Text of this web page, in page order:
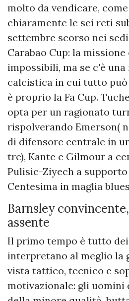
molto da vendicare,
chiaramente le sei reti
settembre scorso nei
Carabao Cup: la
impossibili, ma se c'è
calcistica in cui tutto può
è proprio la Fa Cup.
opta per un ragionato
rispolverando Emerson(
di difensore centrale in
tre), Kante e Gilmour a
Pulisic-Ziyech a supporto
Centesima in maglia
Barnsley
assente
Il primo tempo è tutto dei
interpretano al meglio la
vista tattico, tecnico e
motivazionale: gli uomini